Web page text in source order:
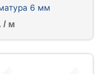
6 мм
/ м